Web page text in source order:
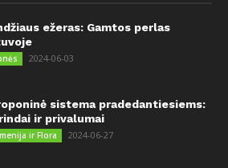
ežeras: Gamtos perlas
2024-06-03
sistema pradedantiesiems:
ir privalumai
ir Flora 2024-06-27